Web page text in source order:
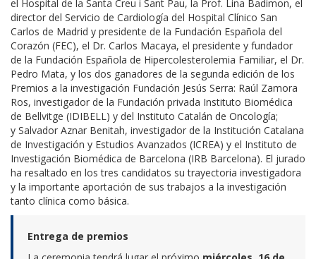
el Hospital de la Santa Creu i Sant Pau, la Prof. Lina Badimon, el
director del Servicio de Cardiología del Hospital Clínico San
Carlos de Madrid y presidente de la Fundación Española del
Corazón (FEC), el Dr. Carlos Macaya, el presidente y fundador
de la Fundación Española de Hipercolesterolemia Familiar, el Dr.
Pedro Mata, y los dos ganadores de la segunda edición de los
Premios a la investigación Fundación Jesús Serra: Raúl Zamora
Ros, investigador de la Fundación privada Instituto Biomédica
de Bellvitge (IDIBELL) y del Instituto Catalán de Oncología;
y Salvador Aznar Benitah, investigador de la Institución Catalana
de Investigación y Estudios Avanzados (ICREA) y el Instituto de
Investigación Biomédica de Barcelona (IRB Barcelona). El jurado
ha resaltado en los tres candidatos su trayectoria investigadora
y la importante aportación de sus trabajos a la investigación
tanto clínica como básica.
Entrega de premios